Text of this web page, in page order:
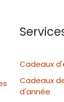
Cadeaux
Cadeaux
d'année